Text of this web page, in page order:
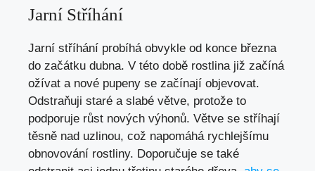
Jarní Stříhání
Jarní stříhání probíhá obvykle od konce března
do začátku dubna. V této době rostlina již začíná
ožívat a nové pupeny se začínají objevovat.
Odstraňuji staré a slabé větve, protože to
podporuje růst nových výhonů. Větve se stříhají
těsně nad uzlinou, což napomáhá rychlejšímu
obnovování rostliny. Doporučuje se také